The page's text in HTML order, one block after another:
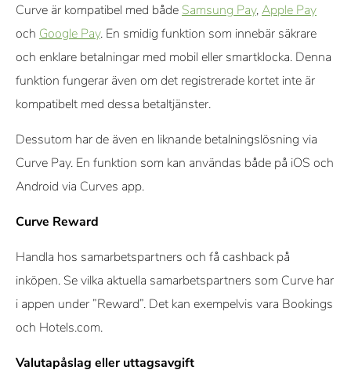
Curve är kompatibel med både Samsung Pay,Apple Pay
och Google Pay. En smidig funktion som innebär säkrare
och enklare betalningar med mobil eller smartklocka. Denna
funktion fungerar även om det registrerade kortet inte är
kompatibelt med dessa betaltjänster.
Dessutom har de även en liknande betalningslösning via
Curve Pay. En funktion som kan användas både på iOS och
Android via Curves app.
Curve Reward
Handla hos samarbetspartners och få cashback på
inköpen. Se vilka aktuella samarbetspartners som Curve har
i appen under ”Reward”. Det kan exempelvis vara Bookings
och Hotels.com.
Valutapåslag eller uttagsavgift